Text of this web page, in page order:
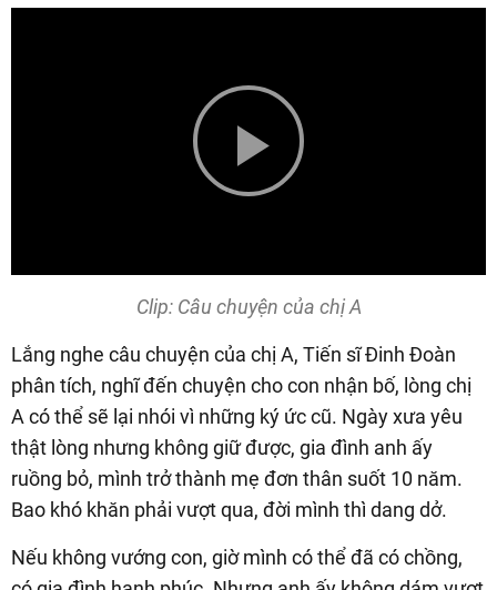
Play
Video
Clip: Câu chuyện của chị A
Lắng nghe câu chuyện của chị A, Tiến sĩ Đinh Đoàn
phân tích, nghĩ đến chuyện cho con nhận bố, lòng chị
A có thể sẽ lại nhói vì những ký ức cũ. Ngày xưa yêu
thật lòng nhưng không giữ được, gia đình anh ấy
ruồng bỏ, mình trở thành mẹ đơn thân suốt 10 năm.
Bao khó khăn phải vượt qua, đời mình thì dang dở.
Nếu không vướng con, giờ mình có thể đã có chồng,